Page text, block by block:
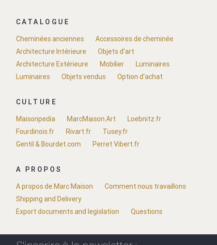
CATALOGUE
Cheminées anciennes
Accessoires de cheminée
Architecture Intérieure
Objets d'art
Architecture Extérieure
Mobilier
Luminaires
Luminaires
Objets vendus Option d'achat
CULTURE
Maisonpedia
MarcMaison.Art
Loebnitz.fr
Fourdinois.fr
Rivart.fr
Tusey.fr
Gentil & Bourdet.com
Perret Vibert.fr
A PROPOS
A propos de Marc Maison
Comment nous travaillons
Shipping and Delivery
Export documents and legislation
Questions